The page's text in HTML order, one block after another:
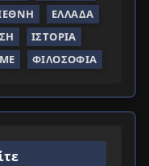
ΕΛΛΆΔΑ
ΙΣΤΟΡΊΑ
ΦΙΛΟΣΟΦΊΑ